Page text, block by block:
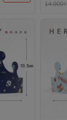
14.000₫